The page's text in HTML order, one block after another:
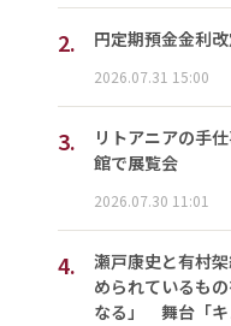
2. 円定期預金金利
2026.07.31 15:00
3.
リトアニアの手
館で展覧会
2026.07.30 11:01
4.
瀬戸康史と有村
められているも
なる」 舞台「キ